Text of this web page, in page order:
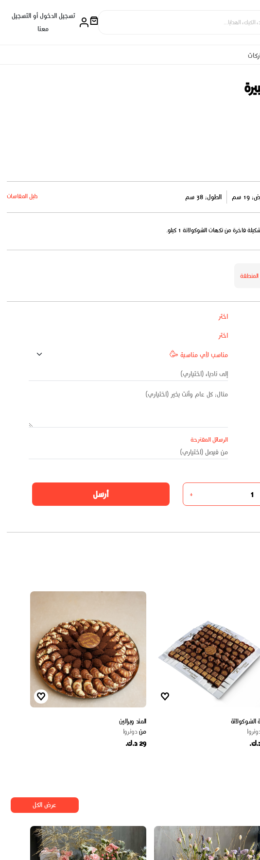
تسجيل الدخول أو التسجيل
معنا
19 سم الطول: 38 سم دليل المقاسات
فاخرة من نكهات الشوكولاتة 1 كيلو.
المنطقة
الرسائل المقترحة
+ أرسل
الشوكولاتة
المند وبرالين
مندونروا
29 د.ك.
عرض الكل